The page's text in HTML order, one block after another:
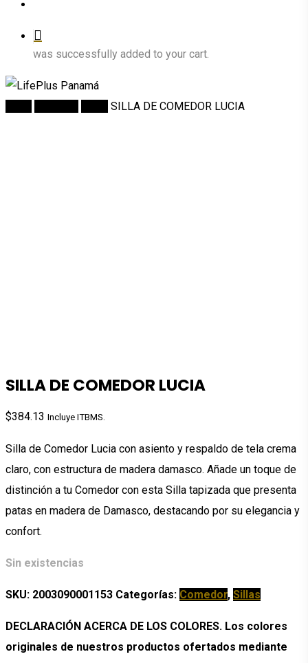
was successfully added to your cart.
SILLA DE COMEDOR LUCIA
SILLA DE COMEDOR LUCIA
$384.13 Incluye ITBMS.
Silla de Comedor Lucia con asiento y respaldo de tela crema
claro, con estructura de madera damasco. Añade un toque de
distinción a tu Comedor con esta Silla tapizada que presenta
patas en madera de Damasco, destacando por su elegancia y
confort.
Sin existencias
SKU: 2003090001153 Categorías: Comedor, Sillas
DECLARACIÓN ACERCA DE LOS COLORES. Los colores
originales de nuestros productos ofertados mediante